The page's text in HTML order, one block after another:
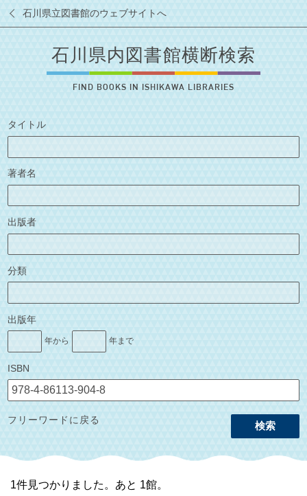
石川県立図書館のウェブサイトへ
石川県内図書館横断検索
FIND BOOKS IN ISHIKAWA LIBRARIES
タイトル
著者名
出版者
分類
出版年
年から 年まで
ISBN
検索
フリーワードに戻る
1件見つかりました。あと 1館。